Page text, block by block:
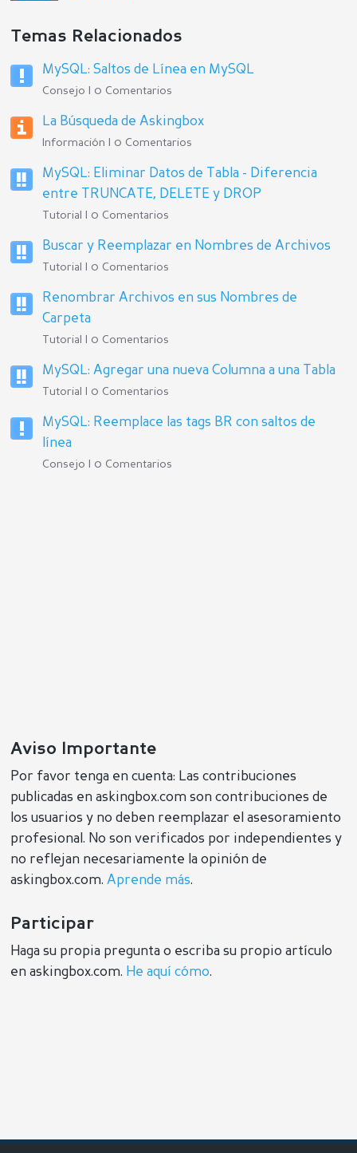
Temas Relacionados
MySQL: Saltos de Línea en MySQL
Consejo | 0 Comentarios
La Búsqueda de Askingbox
Información | 0 Comentarios
MySQL: Eliminar Datos de Tabla - Diferencia
entre TRUNCATE, DELETE y DROP
Tutorial | 0 Comentarios
Buscar y Reemplazar en Nombres de Archivos
Tutorial | 0 Comentarios
Renombrar Archivos en sus Nombres de
Carpeta
Tutorial | 0 Comentarios
MySQL: Agregar una nueva Columna a una Tabla
Tutorial | 0 Comentarios
MySQL: Reemplace las tags BR con saltos de
línea
Consejo | 0 Comentarios
Aviso Importante
Por favor tenga en cuenta: Las contribuciones
publicadas en askingbox.com son contribuciones de
los usuarios y no deben reemplazar el asesoramiento
profesional. No son verificados por independientes y
no reflejan necesariamente la opinión de
askingbox.com.Aprende más.
Participar
Haga su propia pregunta o escriba su propio artículo
en askingbox.com. He aquí cómo.